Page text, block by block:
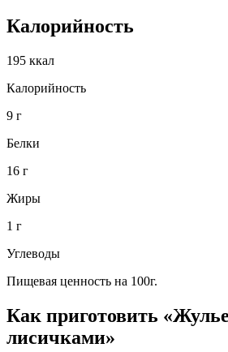
Калорийность
195 ккал
Калорийность
9 г
Белки
16 г
Жиры
1 г
Углеводы
Пищевая ценность на 100г.
Как приготовить
лисичками»